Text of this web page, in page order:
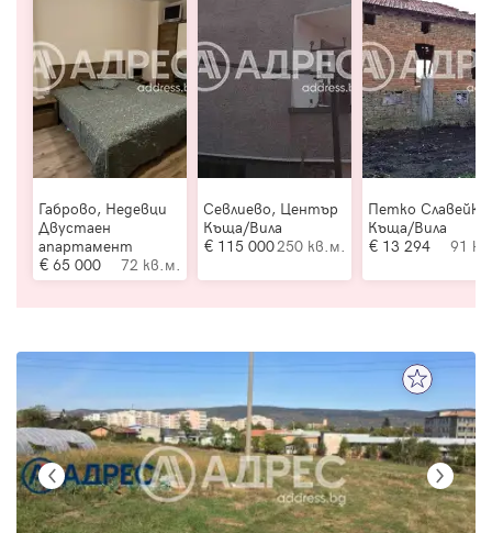
Габрово, Недевци
Двустаен
апартамент
65 000
72 кв.м.
Севлиево, Център
Къща/Вила
115 000250 кв.м.
Петко
Къща/Вила
13 294
91